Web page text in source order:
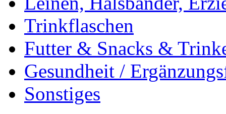
Trinkflaschen
Futter & Snacks &
Gesundheit /
Sonstiges